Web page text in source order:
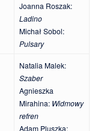
Joanna Roszak:
Ladino
Michał Sobol:
Pulsary
Natalia Malek:
Szaber
Agnieszka
Mirahina: Widmowy
refren
Adam Pluszka: